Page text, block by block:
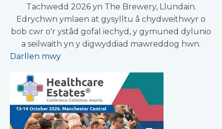
Tachwedd 2026 yn The Brewery, Llundain.
Edrychwn ymlaen at gysylltu â chydweithwyr o
bob cwr o'r ystâd gofal iechyd, y gymuned dylunio
a seilwaith yn y digwyddiad mawreddog hwn.
Darllen mwy